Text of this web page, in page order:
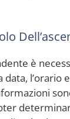
è
l’orario